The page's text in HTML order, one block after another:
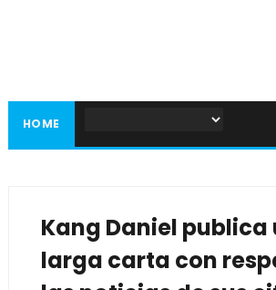
HOME
Kang Daniel publica
larga carta con